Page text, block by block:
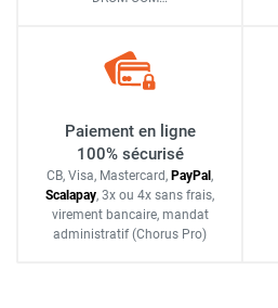
Paiement en ligne
100% sécurisé
CB, Visa, Mastercard, PayPal ,
Scalapay, 3x ou 4x sans frais,
virement bancaire, mandat
administratif (Chorus Pro)